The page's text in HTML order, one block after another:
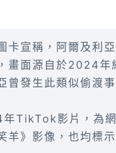
卡宣稱，阿爾及利
畫面源自於2024年
曾發生此類似偷渡事
TikTok影片，為
羊》影像，也均標